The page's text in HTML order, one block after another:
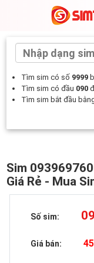
Tìm sim có số 9999
Tìm sim có đầu 090
Tìm sim bắt đầu
Sim
Giá Rẻ - Mua
Số sim:
Giá bán: